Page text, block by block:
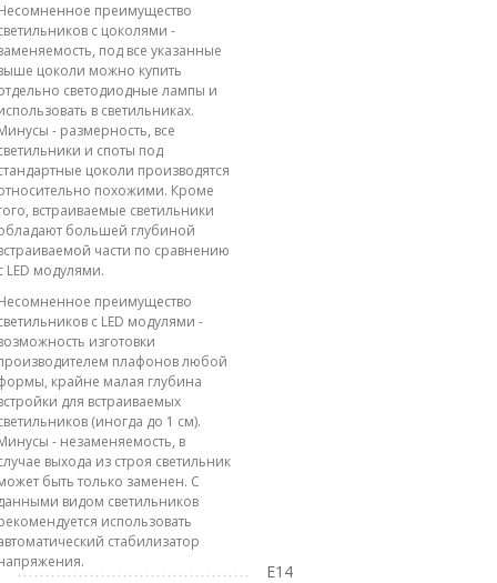
преимущество
с цоколями -
под все указанные
цоколи можно купить
светодиодные лампы и
в светильниках.
- размерность, все
и споты под
цоколи производятся
похожими. Кроме
встраиваемые светильники
большей глубиной
части по сравнению
LED модулями.
преимущество
с LED модулями -
изготовки
плафонов любой
крайне малая глубина
для встраиваемых
(иногда до 1 см).
- незаменяемость, в
выхода из строя светильник
быть только заменен. С
видом светильников
использовать
стабилизатор
E14